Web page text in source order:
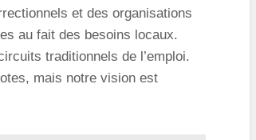
et des organisations
au fait des besoins locaux.
traditionnels de l’emploi.
mais notre vision est